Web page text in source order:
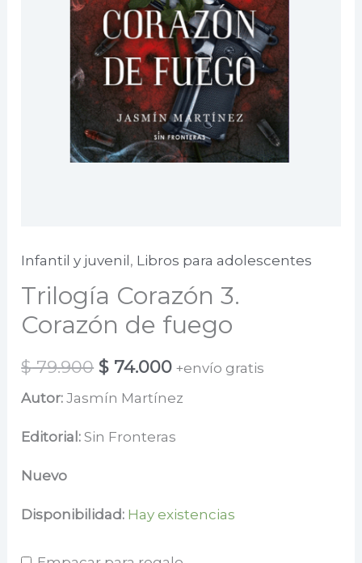
Infantil y juvenil , Libros para adolescentes
Trilogía Corazón 3.
Corazón de fuego
$79.900 El
precio
original
$ 74.000El
precio
+envío gratis
Autor:Jasmín Martínez
Editorial:Sin Fronteras
Nuevo
Disponibilidad: Hay existencias